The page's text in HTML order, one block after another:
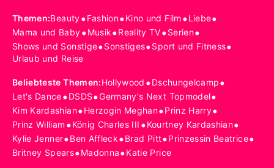
Themen:Beauty•Fashion•Kino und Film •Liebe•
Mama und Baby•Musik•Reality TV•Serien•
Shows und Sonstige•Sonstiges•Sport und Fitness•
Urlaub und Reise
Beliebteste Themen:Hollywood •Dschungelcamp•
Let's Dance•DSDS•Germany's Next Topmodel•
Kim Kardashian•Herzogin Meghan•Prinz Harry•
Prinz William •König Charles III •Kourtney Kardashian•
Kylie Jenner•Ben Affleck•Brad Pitt•Prinzessin Beatrice•
Britney Spears•Madonna•Katie Price